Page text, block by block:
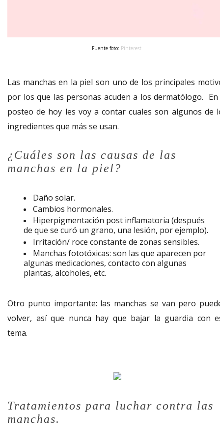
Fuente foto: Pinterest
Las manchas en la piel son uno de los principales
por los que las personas acuden a los dermatólogo.
posteo de hoy les voy a contar cuales son algunos de
ingredientes que más se usan.
¿Cuáles son las causas de las
manchas en la piel?
Daño solar.
Cambios hormonales.
Hiperpigmentación post inflamatoria (después
de que se curó un grano, una lesión, por ejemplo).
Irritación/ roce constante de zonas sensibles.
Manchas fototóxicas: son las que aparecen por
algunas medicaciones, contacto con algunas
plantas, alcoholes, etc.
Otro punto importante: las manchas se van pero
volver, así que nunca hay que bajar la guardia con
tema.
Tratamientos para luchar contra las
manchas.